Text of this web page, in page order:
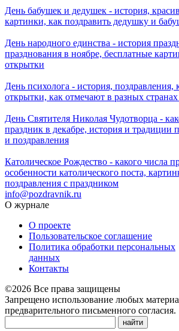
День бабушек и дедушек - история,
картинки, как поздравить дедушку и
День народного единства - история
празднования в ноябре, бесплатные
открытки
День психолога - история, поздравления,
открытки, как отмечают в разных
День Святителя Николая Чудотворца -
праздник в декабре, история и традиции
и поздравления
Католическое Рождество - какого числа
особенности католического поста,
поздравления с праздником
info@pozdravnik.ru
О журнале
О проекте
Пользовательское соглашение
Политика обработки персональных
данных
Контакты
©2026 Все права защищены
Запрещено использование любых
предварительного письменного согласия.